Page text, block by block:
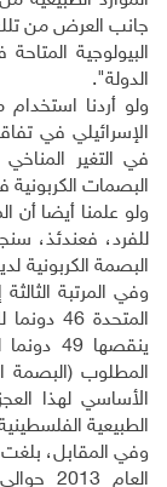
جانب العرض من تلك
البيولوجية
الدولة".
ولو أردنا استخدام
الإسرائيلي في
في التغير
البصمات الكربونية
للفرد، فعندئذ،
ينقصها
المطلوب (البصمة
الأساسي لهذا
الطبيعية
وفي المقابل، بلغت